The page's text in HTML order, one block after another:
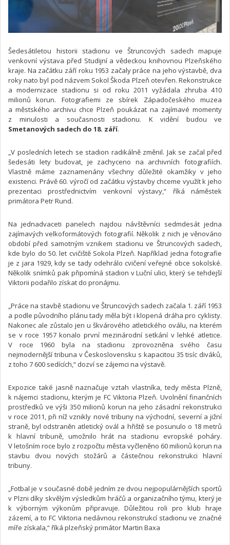
Šedesátiletou historii stadionu ve Štruncových sadech mapuje
venkovní výstava před Studijní a vědeckou knihovnou Plzeňského
kraje. Na začátku září roku 1953 začaly práce na jeho výstavbě, dva
roky nato byl pod názvem Sokol Škoda Plzeň otevřen. Rekonstrukce
a modernizace stadionu si od roku 2011 vyžádala zhruba 410
milionů korun. Fotografiemi ze sbírek Západočeského muzea
a městského archivu chce Plzeň poukázat na zajímavé momenty
z minulosti a současnosti stadionu. K vidění budou ve
Smetanových sadech do 18. září.
„V posledních letech se stadion radikálně změnil. Jak se začal před
šedesáti lety budovat, je zachyceno na archivních fotografiích.
Vlastně máme zaznamenány všechny důležité okamžiky v jeho
existenci. Právě 60. výročí od začátku výstavby chceme využít k jeho
prezentaci prostřednictvím venkovní výstavy,“ říká náměstek
primátora Petr Rund.
Na jednadvaceti panelech najdou návštěvníci sedmdesát jedna
zajímavých velkoformátových fotografií. Několik z nich je věnováno
období před samotným vznikem stadionu ve Štruncových sadech,
kde bylo do 50. let cvičiště Sokola Plzeň. Například jedna fotografie
je z jara 1929, kdy se tady odehrálo cvičení veřejné obce sokolské.
Několik snímků pak připomíná stadion v Luční ulici, který se tehdejší
Viktorii podařilo získat do pronájmu.
„Práce na stavbě stadionu ve Štruncových sadech začala 1. září 1953
a podle původního plánu tady měla být i klopená dráha pro cyklisty.
Nakonec ale zůstalo jen u škvárového atletického oválu, na kterém
se v roce 1957 konalo první mezinárodní setkání v lehké atletice.
V roce 1960 byla na stadionu zprovozněna svého času
nejmodernější tribuna v Československu s kapacitou 35 tisíc diváků,
z toho 7 600 sedících,“ dozví se zájemci na výstavě.
Expozice také jasně naznačuje vztah vlastníka, tedy města Plzně,
k nájemci stadionu, kterým je FC Viktoria Plzeň. Uvolnění finančních
prostředků ve výši 350 milionů korun na jeho zásadní rekonstrukci
v roce 2011, při níž vznikly nové tribuny na východní, severní a jižní
straně, byl odstraněn atletický ovál a hřiště se posunulo o 18 metrů
k hlavní tribuně, umožnilo hrát na stadionu evropské poháry.
V letošním roce bylo z rozpočtu města vyčleněno 60 milionů korun na
stavbu dvou nových stožárů a částečnou rekonstrukci hlavní
tribuny.
„Fotbal je v současné době jedním ze dvou nejpopulárnějších sportů
v Plzni díky skvělým výsledkům hráčů a organizačního týmu, který je
k výborným výkonům připravuje. Důležitou roli pro klub hraje
zázemí, a to FC Viktoria nedávnou rekonstrukcí stadionu ve značné
míře získala,“ říká plzeňský primátor Martin Baxa